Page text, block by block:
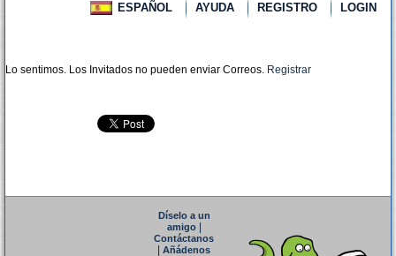
ESPAÑOL AYUDA REGISTRO LOGIN
Lo sentimos. Los Invitados no pueden enviar Correos. Registrar
Díselo a un
amigo|
Contáctanos
Añádenos